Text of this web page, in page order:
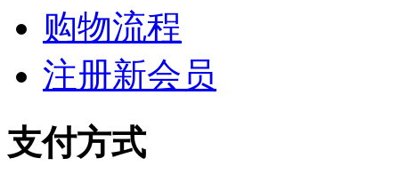
购物流程
注册新会员
支付方式